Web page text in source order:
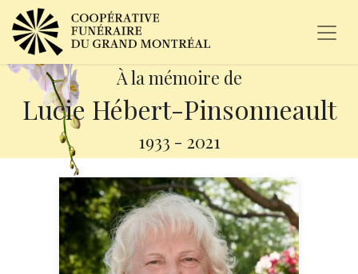
À la mémoire de
Lucie Hébert-Pinsonneault
1933 - 2021